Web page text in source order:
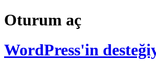
Oturum aç
WordPress'in